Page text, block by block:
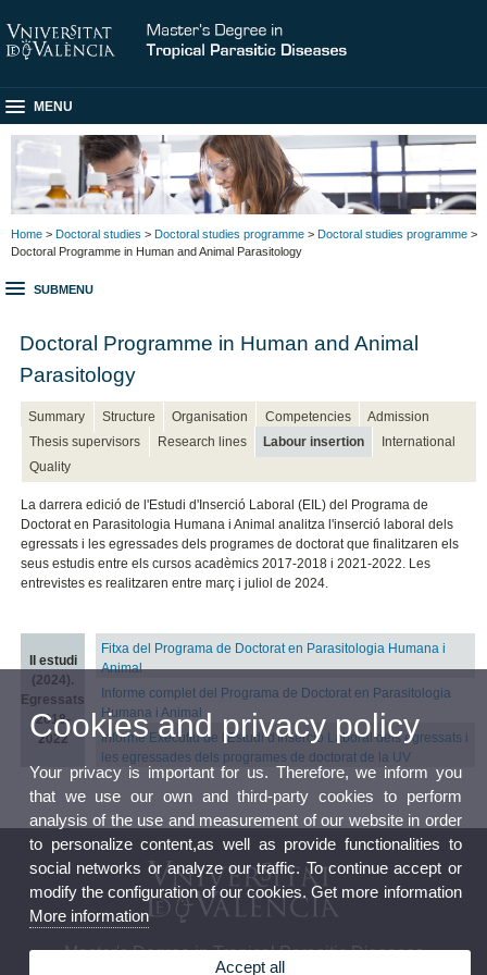
MENU
Home > Doctoral studies > Doctoral studies programme > Doctoral studies programme >
Doctoral Programme in Human and Animal Parasitology
SUBMENU
Doctoral Programme in Human and Animal
Parasitology
Summary Structure Organisation Competencies
Admission
Thesis supervisors
Research lines Labour insertion
International
Quality
La darrera edició de l'Estudi d'Inserció Laboral (EIL) del Programa de
Doctorat en Parasitologia Humana i Animal analitza l'inserció laboral dels
egressats i les egressades dels programes de doctorat que finalitzaren els
seus estudis entre els cursos acadèmics 2017-2018 i 2021-2022. Les
entrevistes es realitzaren entre març i juliol de 2024.
II estudi
(2024).
Egressats
2018-
2022
Fitxa del Programa de Doctorat en Parasitologia Humana i
Animal
Informe complet del Programa de Doctorat en Parasitologia
Humana i Animal
Informe Executiu de l'Estudi d'Inserció Laboral dels egressats i
les egressades dels programes de doctorat de la UV
Master's Degree in Tropical Parasitic Diseases
Cookies and privacy policy
Your privacy is important for us. Therefore, we inform you
that we use our own and third-party cookies to perform
analysis of the use and measurement of our website in order
to personalize content,as well as provide functionalities to
social networks or analyze our traffic. To continue accept or
modify the configuration of our cookies. Get more information
More information
Accept all